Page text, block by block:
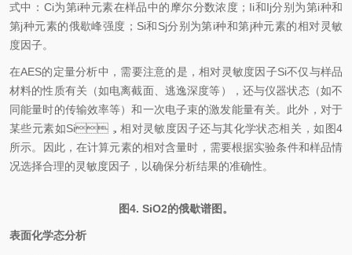
式中：Ci为第i种元素在样品中的摩尔分数浓度；Ii和Ij分别为第i种和
第j种元素的俄歇峰强度；Si和Sj分别为第i种和第j种元素的相对灵敏
度因子。
在AES的定量分析中，需要注意的是，相对灵敏度因子Si不仅与样品
材料的性质有关（如电离截面、逃逸深度等），还与仪器状态（如不
同能量时的传输效率等）和一次电子束的激发能量有关。此外，对于
某些元素如Si，相对灵敏度因子还与其化学状态相关，如图4
所示。因此，在计算元素的相对含量时，需要根据实验条件和样品情
况选择合理的灵敏度因子，以确保分析结果的准确性。
图4. SiO2的俄歇谱图。
表面化学态分析